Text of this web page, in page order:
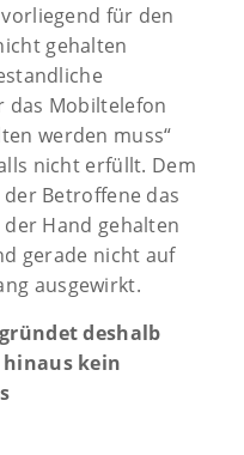
für den
gehalten
das Mobiltelefon
werden muss“
nicht erfüllt. Dem
Betroffene das
Hand gehalten
gerade nicht auf
ausgewirkt.
deshalb
hinaus kein